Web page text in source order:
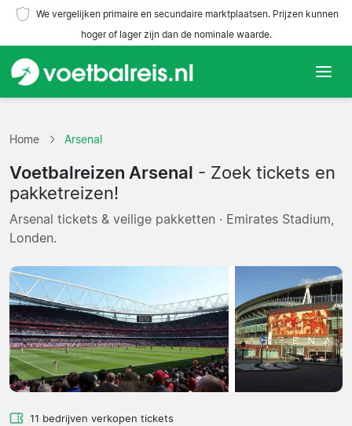
We vergelijken primaire en secundaire marktplaatsen. Prijzen kunnen
hoger of lager zijn dan de nominale waarde.
Teams
Competities
Reisorganisaties
Home Arsenal
Voetbalreizen Arsenal - Zoek tickets en
pakketreizen!
Arsenal tickets & veilige pakketten · Emirates Stadium,
Londen.
11 bedrijven verkopen tickets